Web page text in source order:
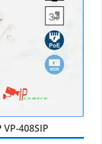
VP-408SIP